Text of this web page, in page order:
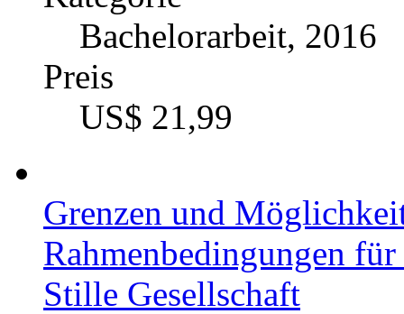
Bachelorarbeit, 2016
Preis
US$ 21,99
Grenzen und
Rahmenbedingungen
Stille Gesellschaft